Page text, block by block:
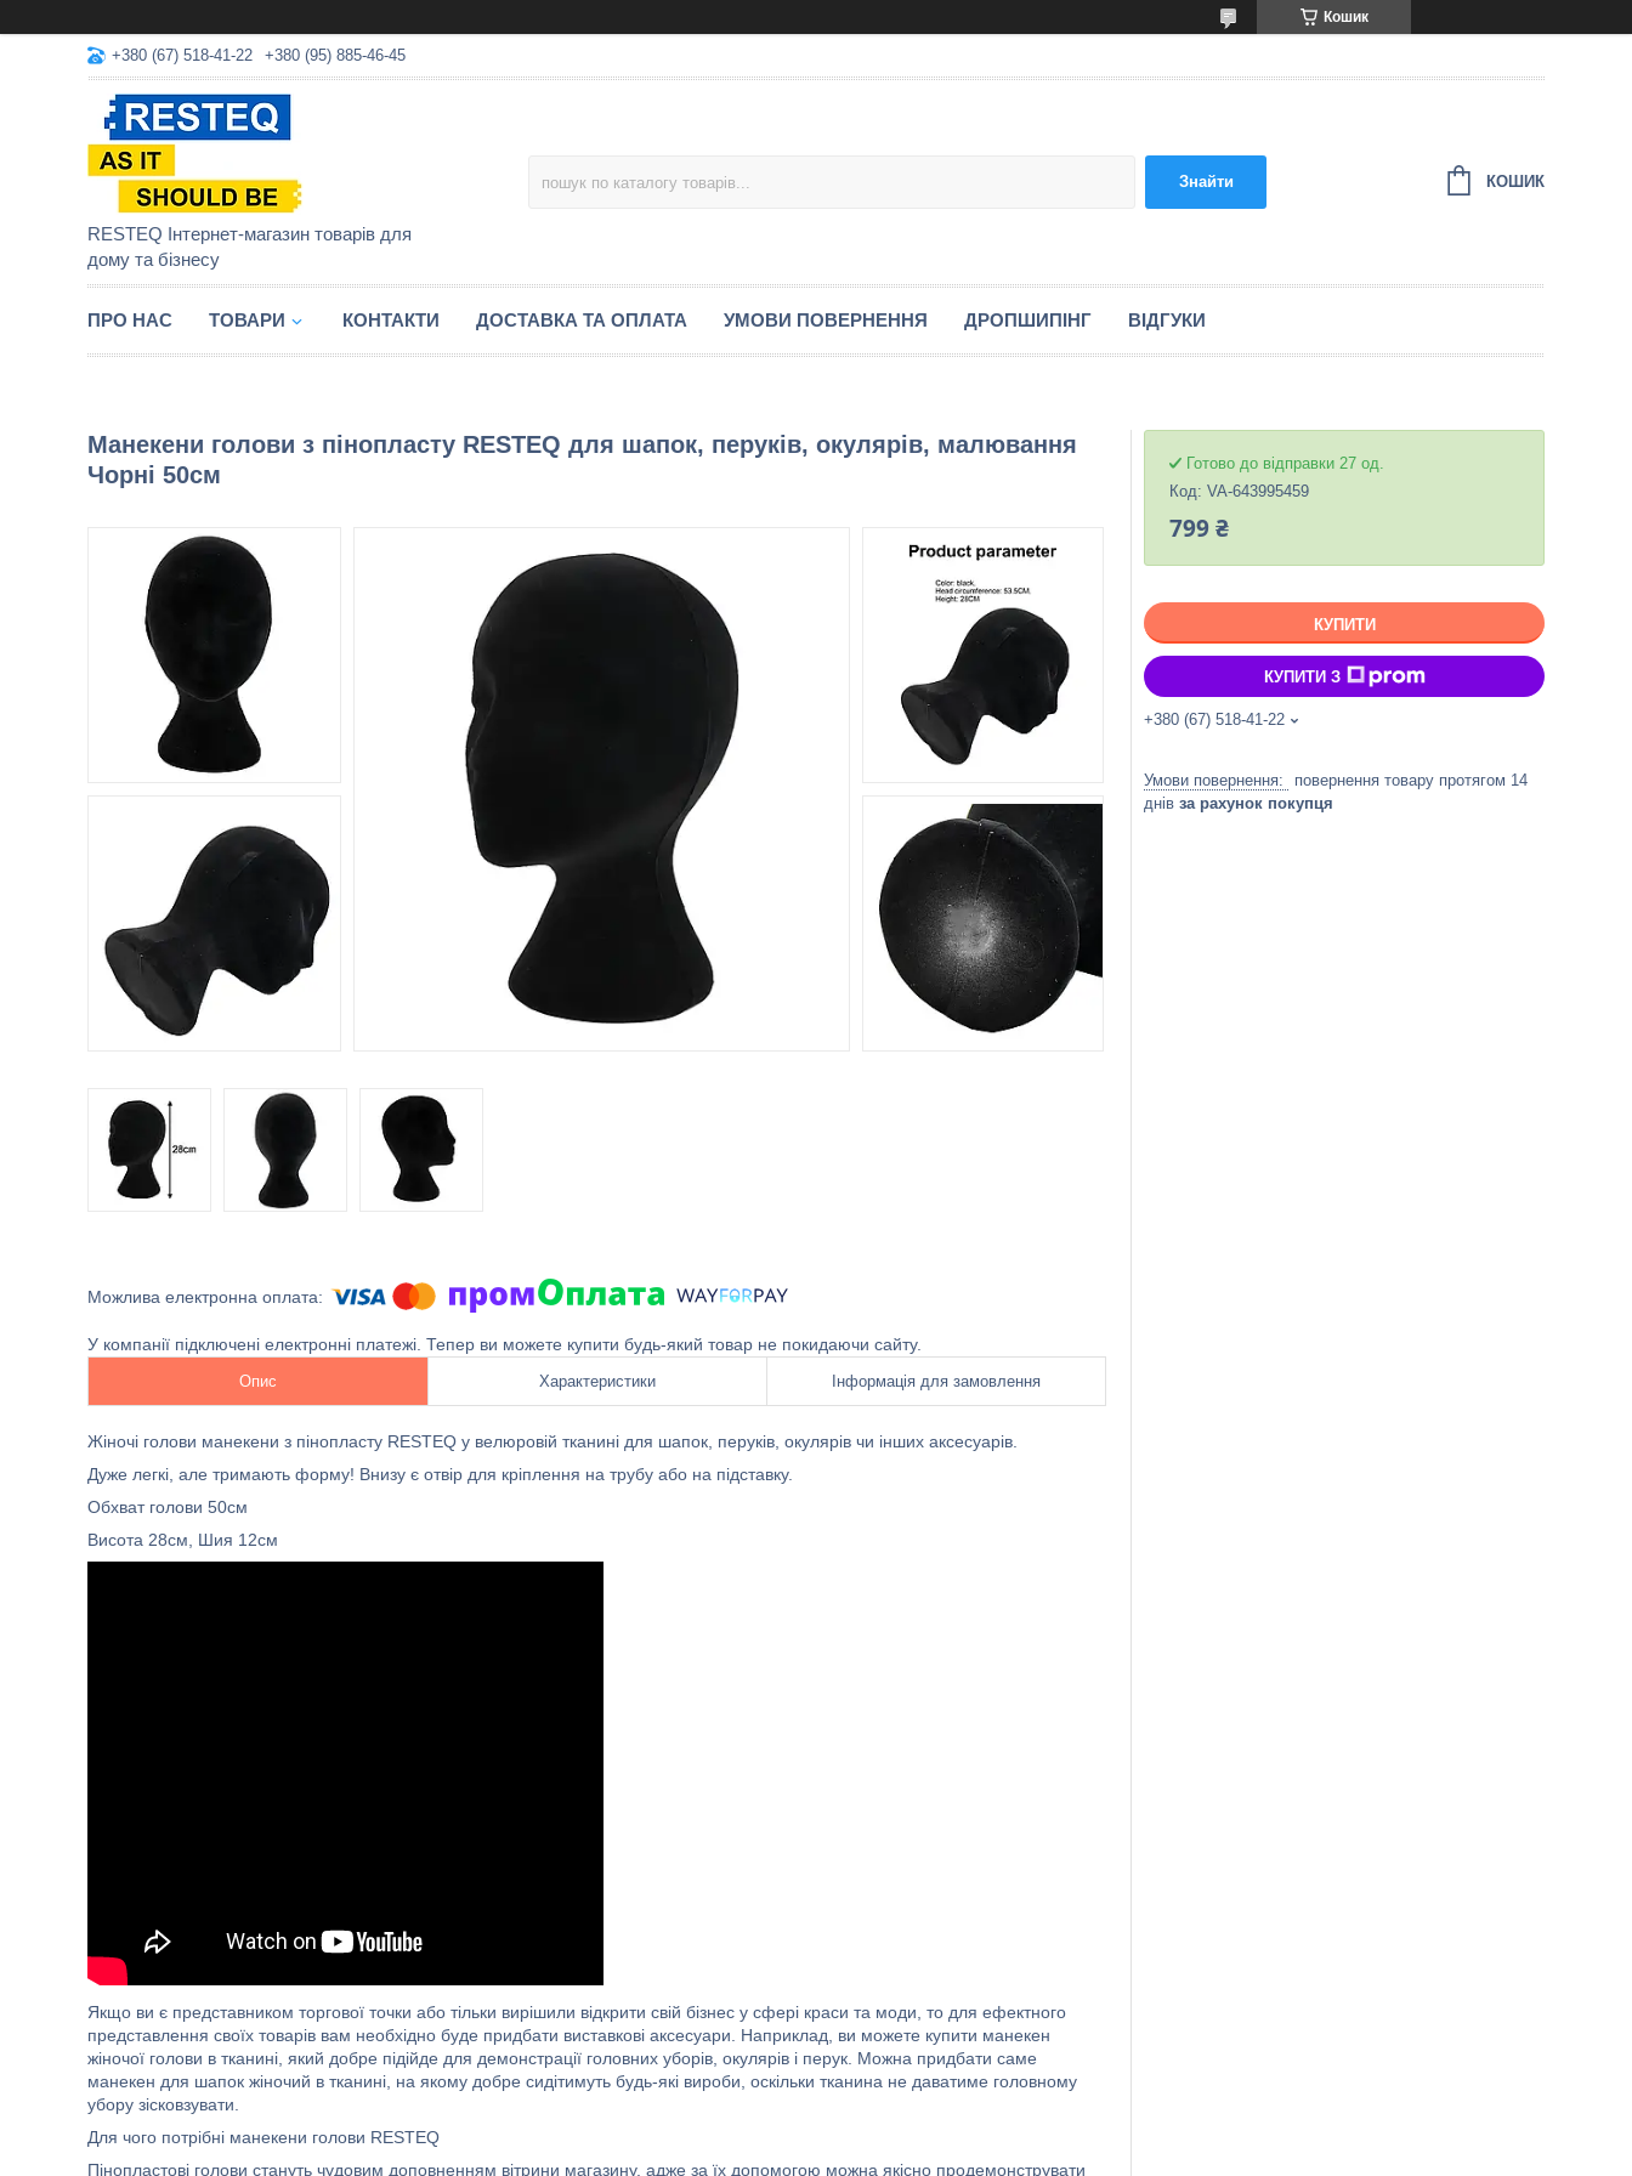
Кошик
+380 (67) 518-41-22 +380 (95) 885-46-45
RESTEQ Інтернет-магазин товарів для
дому та бізнесу
Знайти КОШИК
ПРО НАС ТОВАРИ КОНТАКТИ ДОСТАВКА ТА ОПЛАТА УМОВИ ПОВЕРНЕННЯ ДРОПШИПІНГ ВІДГУКИ
Манекени голови з пінопласту RESTEQ для шапок, перуків, окулярів, малювання
Чорні 50см
У компанії підключені електронні платежі. Тепер ви можете купити будь-який товар не покидаючи сайту.
Опис Характеристики Інформація для замовлення
Жіночі голови манекени з пінопласту RESTEQ у велюровій тканині для шапок, перуків, окулярів чи інших аксесуарів.
Дуже легкі, але тримають форму! Внизу є отвір для кріплення на трубу або на підставку.
Обхват голови 50см
Висота 28см, Шия 12см
Якщо ви є представником торгової точки або тільки вирішили відкрити свій бізнес у сфері краси та моди, то для ефектного
представлення своїх товарів вам необхідно буде придбати виставкові аксесуари. Наприклад, ви можете купити манекен
жіночої голови в тканині, який добре підійде для демонстрації головних уборів, окулярів і перук. Можна придбати саме
манекен для шапок жіночий в тканині, на якому добре сидітимуть будь-які вироби, оскільки тканина не даватиме головному
убору зісковзувати.
Для чого потрібні манекени голови RESTEQ
Пінопластові голови стануть чудовим доповненням вітрини магазину, адже за їх допомогою можна якісно продемонструвати
Готово до відправки 27 од.
Код: VA-643995459
799 ₴
КУПИТИ
КУПИТИ З
+380 (67) 518-41-22
повернення товару протягом 14
днів за рахунок покупця